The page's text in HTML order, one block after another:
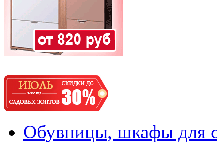
Обувницы, шкафы для